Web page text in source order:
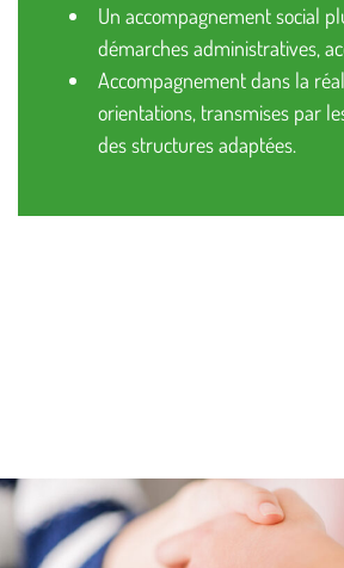
Un accompagnement social
démarches administratives,
Accompagnement dans la
orientations, transmises par
des structures adaptées.